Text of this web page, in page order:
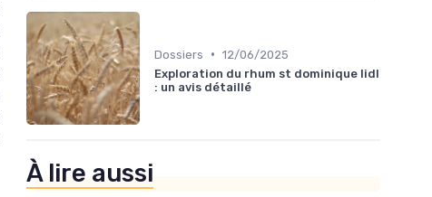
Dossiers • 12/06/2025
Exploration du rhum st dominique lidl
: un avis détaillé
À lire aussi